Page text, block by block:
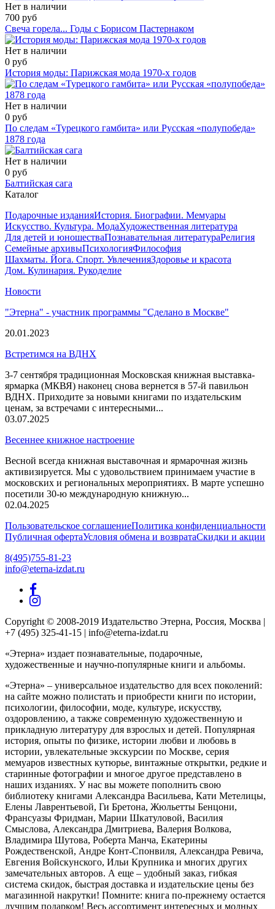
Нет в наличии
700 руб
Свеча горела... Годы с Борисом Пастернаком
Нет в наличии
0 руб
История моды: Парижская мода 1970-х годов
Нет в наличии
0 руб
По следам «Турецкого гамбита» или Русская «полупобеда»
1878 года
Нет в наличии
0 руб
Балтийская сага
Каталог
Подарочные изданияИстория. Биографии. Мемуары
Искусство. Культура. МодаХудожественная литература
Для детей и юношестваПознавательная литератураРелигия
Семейные архивыПсихологияФилософия
Шахматы. Йога. Спорт. УвлеченияЗдоровье и красота
Дом. Кулинария. Рукоделие
Новости
"Этерна" - участник программы "Сделано в Москве"
20.01.2023
Встретимся на ВДНХ
3-7 сентября традиционная Московская книжная выставка-
ярмарка (МКВЯ) наконец снова вернется в 57-й павильон
ВДНХ. Приходите за новыми книгами по издательским
ценам, за встречами с интересными...
03.07.2025
Весеннее книжное настроение
Весной всегда книжная выставочная и ярмарочная жизнь
активизируется. Мы с удовольствием принимаем участие в
московских и региональных мероприятиях. В марте успешно
посетили 30-ю международную книжную...
02.04.2025
Пользовательское соглашениеПолитика конфиденциальности
Публичная офертаУсловия обмена и возвратаСкидки и акции
8(495)755-81-23
info@eterna-izdat.ru
Copyright © 2008-2019 Издательство Этерна, Россия, Москва |
+7 (495) 325-41-15 | info@eterna-izdat.ru
«Этерна» издает познавательные, подарочные,
художественные и научно-популярные книги и альбомы.
«Этерна» – универсальное издательство для всех поколений:
на сайте можно полистать и приобрести книги по истории,
психологии, философии, моде, культуре, искусству,
оздоровлению, а также современную художественную и
прикладную литературу для взрослых и детей. Популярная
история, опыты по физике, истории любви и любовь в
истории, увлекательные экскурсии по Москве, серия
мемуаров известных кутюрье, винтажные открытки, редкие и
старинные фотографии и многое другое представлено в
наших изданиях. У нас вы можете пополнить свою
библиотеку книгами Александра Васильева, Кати Метелицы,
Елены Лаврентьевой, Ги Бретона, Жюльетты Бенцони,
Франсуазы Фридман, Марии Шкатуловой, Василия
Смыслова, Александра Дмитриева, Валерия Волкова,
Владимира Шутова, Роберта Манча, Екатерины
Рождественской, Андре Конт-Спонвиля, Александра Ревича,
Евгения Войскунского, Ильи Крупника и многих других
замечательных авторов. А еще – удобный заказ, гибкая
система скидок, быстрая доставка и издательские цены без
магазинной накрутки! Помните: книга по-прежнему остается
лучшим подарком! Весь ассортимент интересных и модных